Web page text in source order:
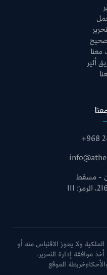
أثير
+968
- مسقط
ولا يجوز الاقتباس منه أو
موافقة إدارة التحرير.
خريطة الموقع